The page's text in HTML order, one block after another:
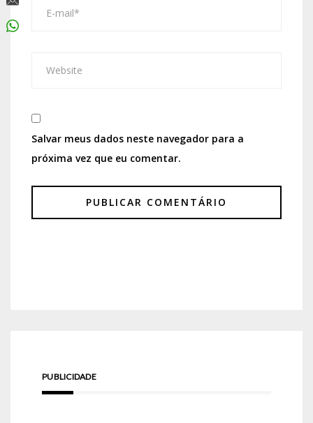
Salvar meus dados neste navegador para a
próxima vez que eu comentar.
PUBLICIDADE